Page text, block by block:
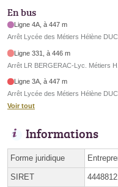
En bus
Ligne 4A, à 447 m
Arrêt Lycée des Métiers Hélène
Ligne 331, à 446 m
Arrêt LR BERGERAC-Lyc. Métiers
Ligne 3A, à 447 m
Arrêt Lycée des Métiers Hélène
Voir tout
Informations
Forme juridique
SIRET